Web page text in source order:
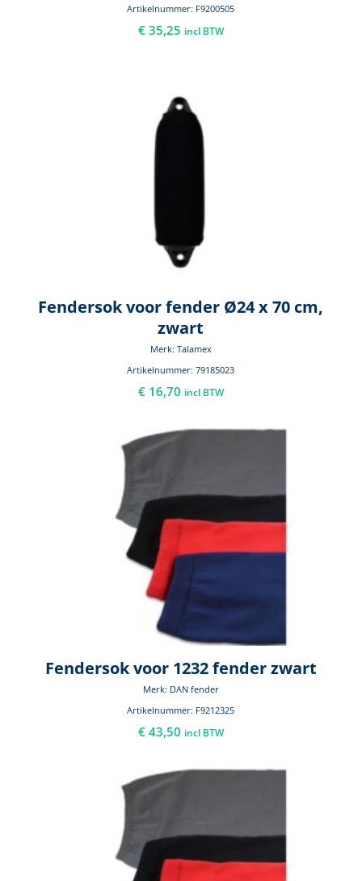
Artikelnummer: F9200505
€35,25 incl BTW
Fendersok voor fender Ø24 x 70 cm,
zwart
Merk: Talamex
Artikelnummer: 79185023
€16,70 incl BTW
Fendersok voor 1232 fender zwart
Merk: DAN fender
Artikelnummer: F9212325
€43,50 incl BTW